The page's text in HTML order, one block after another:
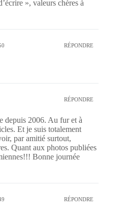
», valeurs chères à
RÉPONDRE
RÉPONDRE
depuis 2006. Au fur et à
Et je suis totalement
par amitié surtout,
Quant aux photos publiées
Bonne journée
RÉPONDRE